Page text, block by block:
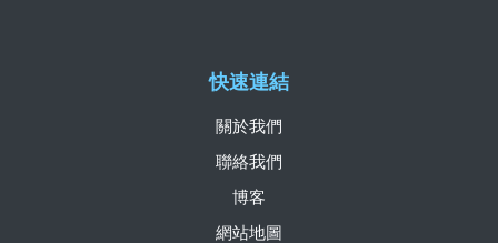
快速連結
關於我們
聯絡我們
博客
網站地圖